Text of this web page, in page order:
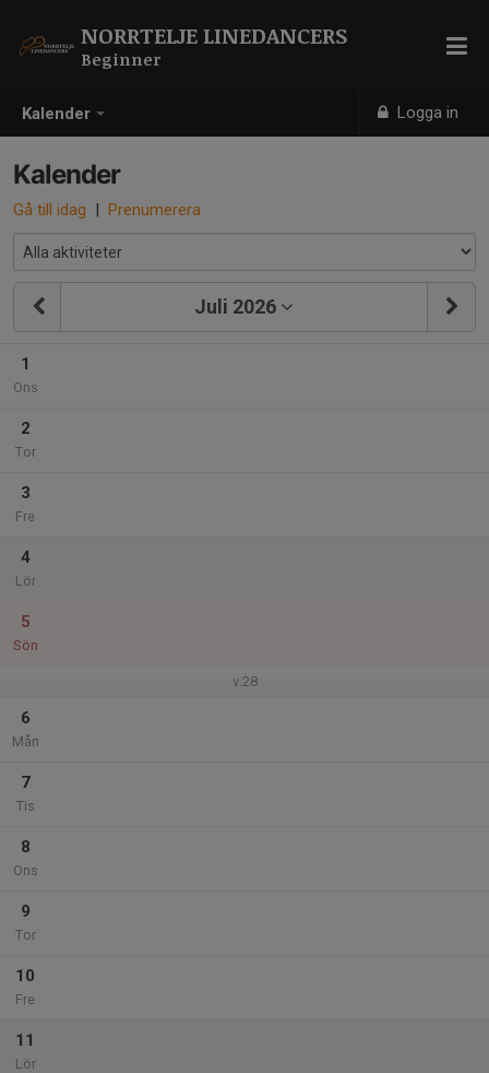
Kalender Logga in
NORRTELJE LINEDANCERS
Beginner
Kalender
Gå till idag | Prenumerera
Juli 2026
1
Ons
2
Tor
3
Fre
4
Lör
5
Sön
v.28
6
Mån
7
Tis
8
Ons
9
Tor
10
Fre
11
Lör